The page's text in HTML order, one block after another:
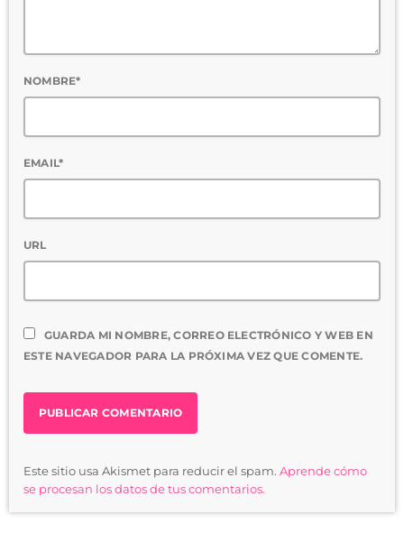
NOMBRE*
EMAIL*
URL
GUARDA MI NOMBRE, CORREO ELECTRÓNICO Y WEB EN
ESTE NAVEGADOR PARA LA PRÓXIMA VEZ QUE COMENTE.
Este sitio usa Akismet para reducir el spam. Aprende cómo
se procesan los datos de tus comentarios.